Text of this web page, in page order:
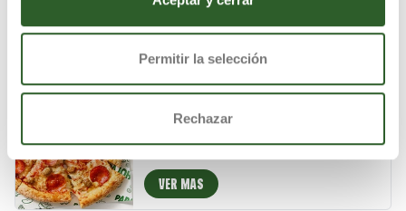
Permitir la selección
Rechazar
PIZZA ESPECIAL DE JOHN
Salsa de tomate natural, carne de cerdo
y un toque de especias italianas.
VER MAS